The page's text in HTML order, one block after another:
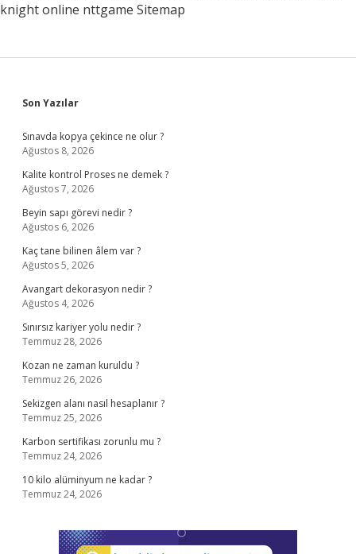
knight online nttgame Sitemap
Sidebar
Son Yazılar
Sınavda kopya çekince ne olur ?
Ağustos 8, 2026
Kalite kontrol Proses ne demek ?
Ağustos 7, 2026
Beyin sapı görevi nedir ?
Ağustos 6, 2026
Kaç tane bilinen âlem var ?
Ağustos 5, 2026
Avangart dekorasyon nedir ?
Ağustos 4, 2026
Sınırsız kariyer yolu nedir ?
Temmuz 28, 2026
Kozan ne zaman kuruldu ?
Temmuz 26, 2026
Sekizgen alanı nasıl hesaplanır ?
Temmuz 25, 2026
Karbon sertifikası zorunlu mu ?
Temmuz 24, 2026
10 kilo alüminyum ne kadar ?
Temmuz 24, 2026